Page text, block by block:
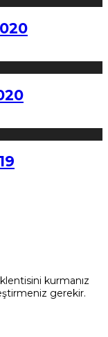
kurmanız
gerekir.